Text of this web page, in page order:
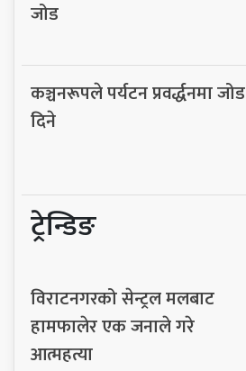
जोड
कञ्चनरूपले पर्यटन प्रवर्द्धनमा जोड
दिने
ट्रेन्डिङ
विराटनगरको सेन्ट्रल मलबाट
हामफालेर एक जनाले गरे
आत्महत्या